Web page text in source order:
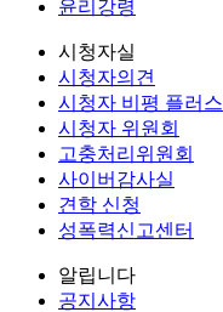
윤리강령
시청자실
시청자의견
시청자 비평 플러스
시청자 위원회
고충처리위원회
사이버감사실
견학 신청
성폭력신고센터
알립니다
공지사항